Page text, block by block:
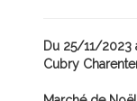
Du 25/11/2023
Cubry